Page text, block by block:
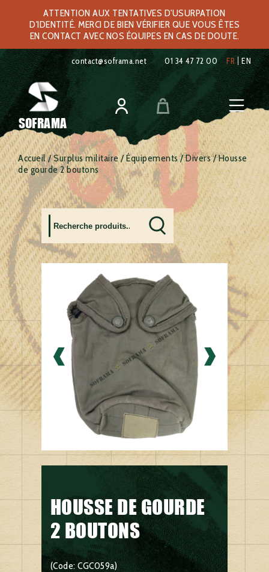
ATTENTION AUX TENTATIVES D'USURPATION
D'IDENTITÉ. MERCI DE BIEN VÉRIFIER QUE VOUS ÊTES
EN CONTACT AVEC NOS ÉQUIPES EN CAS DE DOUTE.
contact@soframa.net 01 34 47 72 00 FR EN
SOFRAMA
Accueil/Surplus militaire/Équipements/Divers/ Housse
de gourde 2 boutons
HOUSSE DE GOURDE
2 BOUTONS
(Code: CGC059a)